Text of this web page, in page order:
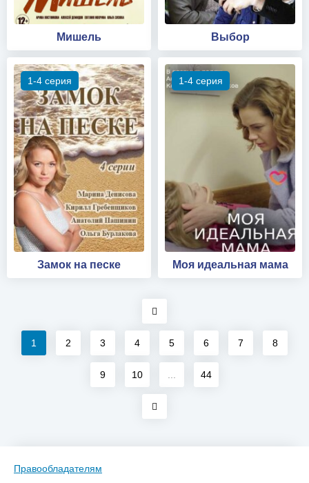
Мишель Выбор
1-4 серия
Замок на песке
1-4 серия
Моя идеальная мама
1 2 3 4 5 6 7 8
9 10 ... 44
Правообладателям